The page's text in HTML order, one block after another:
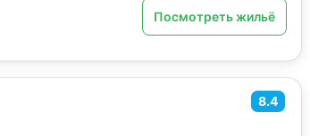
Посмотреть жильё
8.4